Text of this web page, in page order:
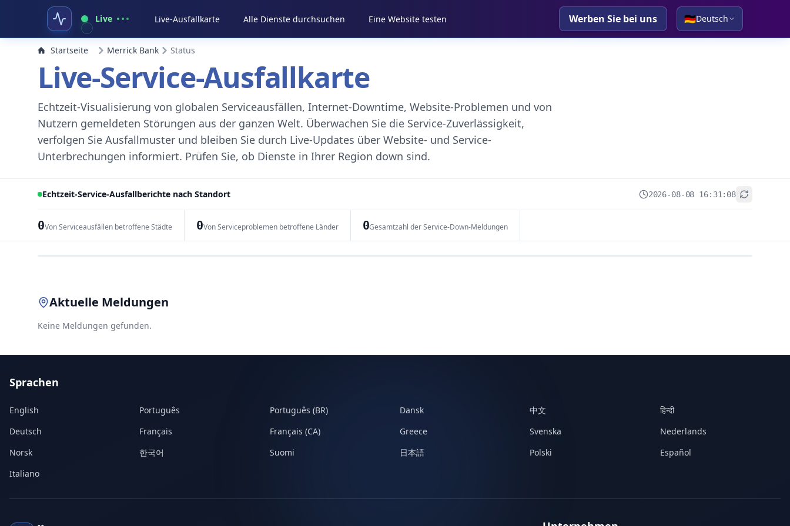
Live Live-Ausfallkarte Alle Dienste durchsuchen Eine Website testen Werben Sie bei uns 🇩🇪Deutsch
Startseite Merrick Bank Status
Live-Service-Ausfallkarte
Echtzeit-Visualisierung von globalen Serviceausfällen, Internet-Downtime, Website-Problemen und von
Nutzern gemeldeten Störungen aus der ganzen Welt. Überwachen Sie die Service-Zuverlässigkeit,
verfolgen Sie Ausfallmuster und bleiben Sie durch Live-Updates über Website- und Service-
Unterbrechungen informiert. Prüfen Sie, ob Dienste in Ihrer Region down sind.
Echtzeit-Service-Ausfallberichte nach Standort 2026-08-08 16:31:08
0Von Serviceausfällen betroffene Städte 0Von Serviceproblemen betroffene Länder 0Gesamtzahl der Service-Down-Meldungen
Aktuelle Meldungen
Keine Meldungen gefunden.
Sprachen
English Português Português (BR) Dansk 中文
हिन्दी
Deutsch
Français Français (CA) Greece Svenska
Nederlands
Norsk
한국어 Suomi 日本語 Polski
Español
Italiano